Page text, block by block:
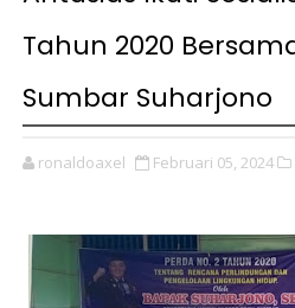
Tahun 2020
Sumbar Suharjono
ronaldoaxel Februari 05, 2024